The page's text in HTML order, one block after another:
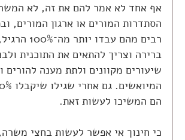
אף אחד לא אמר להם את זה, לא
הסתדרות המורים או ארגון המורים,
רבים מהם עבדו
ברירה וצריך להתאים את התוכנית
שיעורים מקוונים ולתת מענה להורים
הם המשיכו לעשות זאת.
כי חינוך אי אפשר לעשות בחצי